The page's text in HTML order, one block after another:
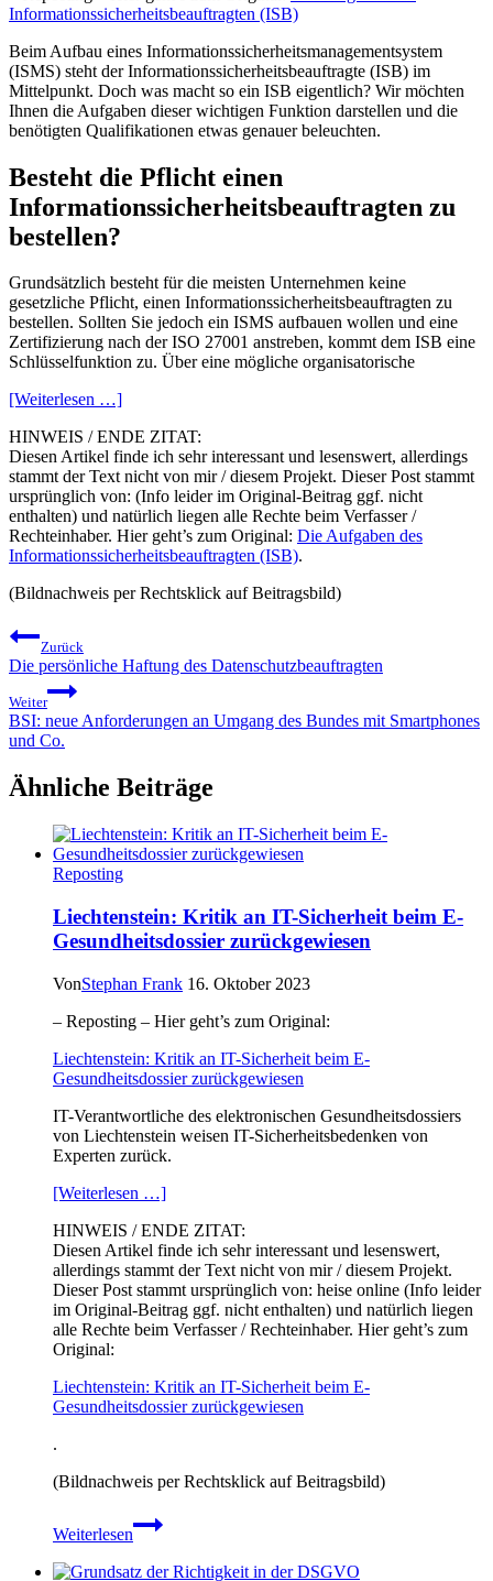
Informationssicherheitsbeauftragten (ISB)
Beim Aufbau eines Informationssicherheitsmanagementsystem
(ISMS) steht der Informationssicherheitsbeauftragte (ISB) im
Mittelpunkt. Doch was macht so ein ISB eigentlich? Wir möchten
Ihnen die Aufgaben dieser wichtigen Funktion darstellen und die
benötigten Qualifikationen etwas genauer beleuchten.
Besteht die Pflicht einen
Informationssicherheitsbeauftragten zu
bestellen?
Grundsätzlich besteht für die meisten Unternehmen keine
gesetzliche Pflicht, einen Informationssicherheitsbeauftragten zu
bestellen. Sollten Sie jedoch ein ISMS aufbauen wollen und eine
Zertifizierung nach der ISO 27001 anstreben, kommt dem ISB eine
Schlüsselfunktion zu. Über eine mögliche organisatorische
[Weiterlesen …]
HINWEIS / ENDE ZITAT:
Diesen Artikel finde ich sehr interessant und lesenswert, allerdings
stammt der Text nicht von mir / diesem Projekt. Dieser Post stammt
ursprünglich von: (Info leider im Original-Beitrag ggf. nicht
enthalten) und natürlich liegen alle Rechte beim Verfasser /
Rechteinhaber. Hier geht’s zum Original: Die Aufgaben des
Informationssicherheitsbeauftragten (ISB).
(Bildnachweis per Rechtsklick auf Beitragsbild)
Beitragsnavigation
Zurück
Die persönliche Haftung des Datenschutzbeauftragten
Weiter
BSI: neue Anforderungen an Umgang des Bundes mit Smartphones
und Co.
Ähnliche Beiträge
Reposting
Liechtenstein: Kritik an IT-Sicherheit beim E-
Gesundheitsdossier zurückgewiesen
VonStephan Frank 16. Oktober 2023
– Reposting – Hier geht’s zum Original:
Liechtenstein: Kritik an IT-Sicherheit beim E-
Gesundheitsdossier zurückgewiesen
IT-Verantwortliche des elektronischen Gesundheitsdossiers
von Liechtenstein weisen IT-Sicherheitsbedenken von
Experten zurück.
[Weiterlesen …]
HINWEIS / ENDE ZITAT:
Diesen Artikel finde ich sehr interessant und lesenswert,
allerdings stammt der Text nicht von mir / diesem Projekt.
Dieser Post stammt ursprünglich von: heise online (Info leider
im Original-Beitrag ggf. nicht enthalten) und natürlich liegen
alle Rechte beim Verfasser / Rechteinhaber. Hier geht’s zum
Original:
Liechtenstein: Kritik an IT-Sicherheit beim E-
Gesundheitsdossier zurückgewiesen
.
(Bildnachweis per Rechtsklick auf Beitragsbild)
Weiterlesen
Liechtenstein:
Kritik
IT-